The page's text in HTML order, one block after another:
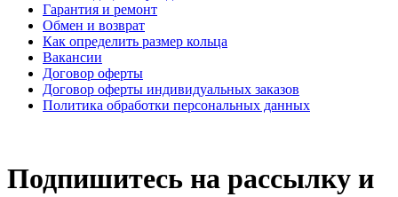
Гарантия и ремонт
Обмен и возврат
Как определить размер кольца
Вакансии
Договор оферты
Договор оферты индивидуальных заказов
Политика обработки персональных данных
Подпишитесь на рассылку и